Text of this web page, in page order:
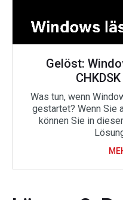
Gelöst:
Was tun, wenn
gestartet? Wenn Sie
können Sie in